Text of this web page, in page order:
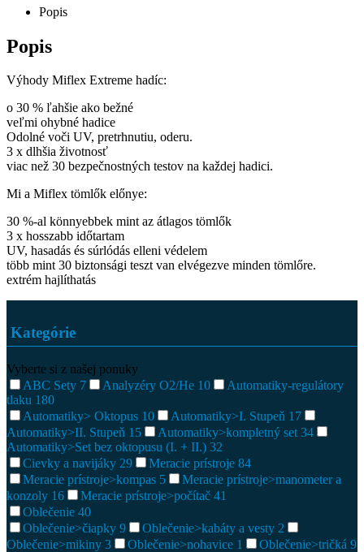
Popis
Popis
Výhody Miflex Extreme hadíc:
o 30 % ľahšie ako bežné
veľmi ohybné hadice
Odolné voči UV, pretrhnutiu, oderu.
3 x dlhšia životnosť
viac než 30 bezpečnostných testov na každej hadici.
Mi a Miflex tömlők előnye:
30 %-al könnyebbek mint az átlagos tömlők
3 x hosszabb időtartam
UV, hasadás és súrlódás elleni védelem
több mint 30 biztonsági teszt van elvégezve minden tömlőre.
extrém hajlíthatás
Kategórie
Vyberte si z našej ponuky
ABC Sety 7 Analyzéry O2/He 10
Automatiky-regulátory
tlaku 180
Automatiky> Oktopus 10 Automatiky>I. Stupeň 17
Automatiky>II. Stupeň 15 Automatiky>kompletný set 34
Automatiky>Set bez oktopusu (I. + II.) 32
Cievky a navijáky 29 Meracie prístroje 84
Meracie prístroje>kompas 5
Meracie prístroje>manometer a
konzoly 16 Meracie prístroje>počítač 41
Oblečenie 40
Oblečenie>čiapky 9 Oblečenie>kabáty a vesty 2
Oblečenie>mikiny 3 Oblečenie>nohavice 1 Oblečenie>tričká 9